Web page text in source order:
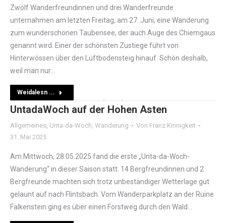
Zwölf Wanderfreundinnen und drei Wanderfreunde
unternahmen am letzten Freitag, am 27. Juni, eine Wanderung
zum wunderschönen Taubensee, der auch Auge des Chiemgaus
genannt wird. Einer der schönsten Zustiege führt von
Hinterwössen über den Luftbodensteig hinauf. Schön deshalb,
weil man nur…
Weidalesn ...
UntadaWoch auf der Hohen Asten
Allgemeines, Unta-da-Woch, Wanderung Von Franz Kinnigkeit
31. Mai 2025
Am Mittwoch, 28.05.2025 fand die erste „Unta-da-Woch-
Wanderung“ in dieser Saison statt. 14 Bergfreundinnen und 2
Bergfreunde machten sich trotz unbeständiger Wetterlage gut
gelaunt auf nach Flintsbach. Vom Wanderparkplatz an der Ruine
Falkenstein ging es über einen Forstweg durch den Wald…